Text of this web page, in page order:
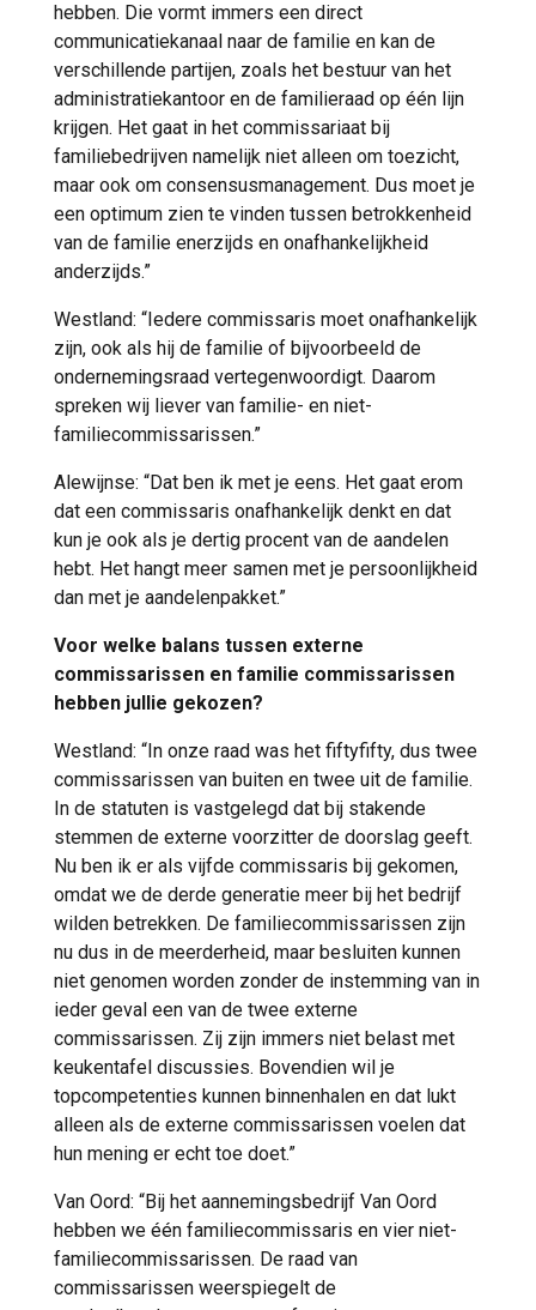
hebben. Die vormt immers een direct
communicatiekanaal naar de familie en kan de
verschillende partijen, zoals het bestuur van het
administratiekantoor en de familieraad op één lijn
krijgen. Het gaat in het commissariaat bij
familiebedrijven namelijk niet alleen om toezicht,
maar ook om consensusmanagement. Dus moet je
een optimum zien te vinden tussen betrokkenheid
van de familie enerzijds en onafhankelijkheid
anderzijds.”
Westland: “Iedere commissaris moet onafhankelijk
zijn, ook als hij de familie of bijvoorbeeld de
ondernemingsraad vertegenwoordigt. Daarom
spreken wij liever van familie- en niet-
familiecommissarissen.”
Alewijnse: “Dat ben ik met je eens. Het gaat erom
dat een commissaris onafhankelijk denkt en dat
kun je ook als je dertig procent van de aandelen
hebt. Het hangt meer samen met je persoonlijkheid
dan met je aandelenpakket.”
Voor welke balans tussen externe
commissarissen en familie commissarissen
hebben jullie gekozen?
Westland: “In onze raad was het fiftyfifty, dus twee
commissarissen van buiten en twee uit de familie.
In de statuten is vastgelegd dat bij stakende
stemmen de externe voorzitter de doorslag geeft.
Nu ben ik er als vijfde commissaris bij gekomen,
omdat we de derde generatie meer bij het bedrijf
wilden betrekken. De familiecommissarissen zijn
nu dus in de meerderheid, maar besluiten kunnen
niet genomen worden zonder de instemming van in
ieder geval een van de twee externe
commissarissen. Zij zijn immers niet belast met
keukentafel discussies. Bovendien wil je
topcompetenties kunnen binnenhalen en dat lukt
alleen als de externe commissarissen voelen dat
hun mening er echt toe doet.”
Van Oord: “Bij het aannemingsbedrijf Van Oord
hebben we één familiecommissaris en vier niet-
familiecommissarissen. De raad van
commissarissen weerspiegelt de